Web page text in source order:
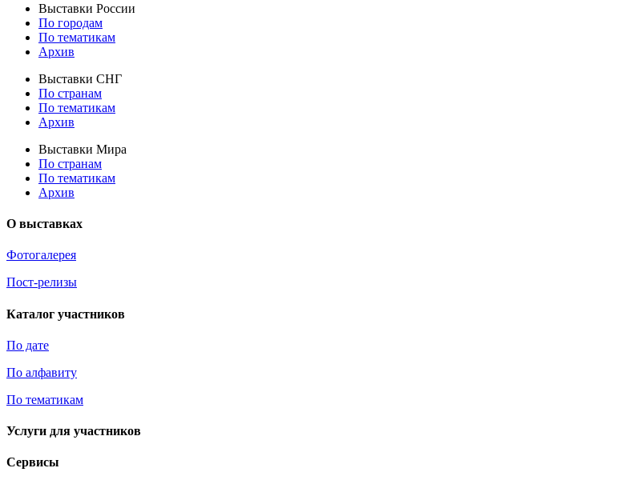
Выставки России
По городам
По тематикам
Архив
Выставки СНГ
По странам
По тематикам
Архив
Выставки Мира
По странам
По тематикам
Архив
О выставках
Фотогалерея
Пост-релизы
Каталог участников
По дате
По алфавиту
По тематикам
Услуги для участников
Сервисы